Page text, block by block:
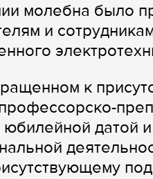
молебна было
и
к
датой